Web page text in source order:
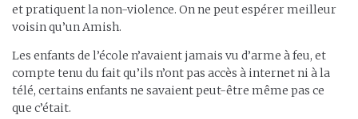
et pratiquent la non-violence. On ne peut espérer meilleur
voisin qu’un Amish.
Les enfants de l’école n’avaient jamais vu d’arme à feu, et
compte tenu du fait qu’ils n’ont pas accès à internet ni à la
télé, certains enfants ne savaient peut-être même pas ce
que c’était.